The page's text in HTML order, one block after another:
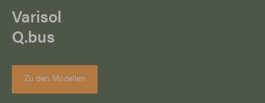
Varisol
Q.bus
Zu den Modellen